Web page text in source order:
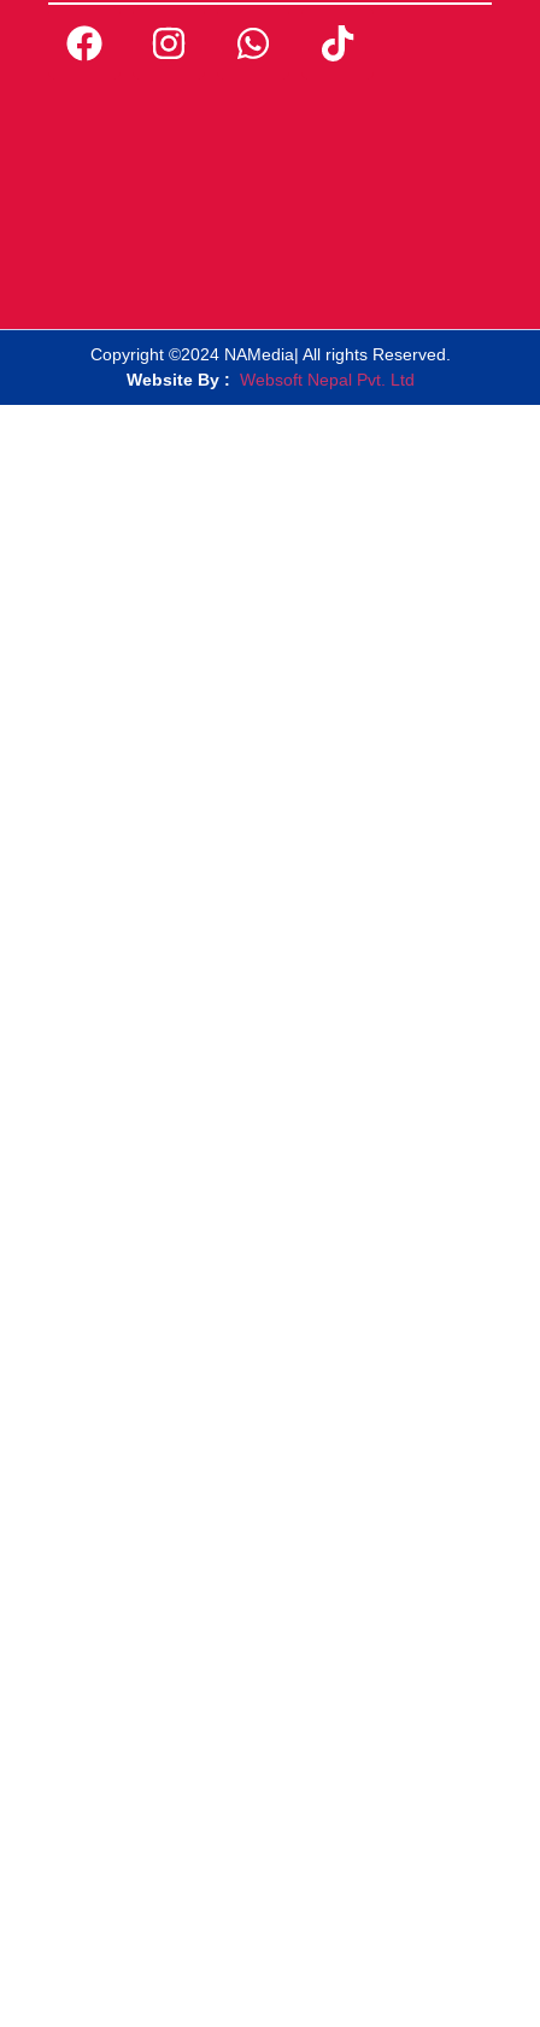
Copyright ©2024 NAMedia| All rights Reserved.
Website By : Websoft Nepal Pvt. Ltd